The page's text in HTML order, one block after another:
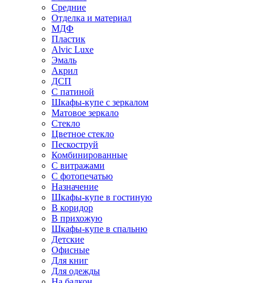
Средние
Отделка и материал
МДФ
Пластик
Alvic Luxe
Эмаль
Акрил
ДСП
С патиной
Шкафы-купе с зеркалом
Матовое зеркало
Стекло
Цветное стекло
Пескоструй
Комбинированные
С витражами
С фотопечатью
Назначение
Шкафы-купе в гостиную
В коридор
В прихожую
Шкафы-купе в спальню
Детские
Офисные
Для книг
Для одежды